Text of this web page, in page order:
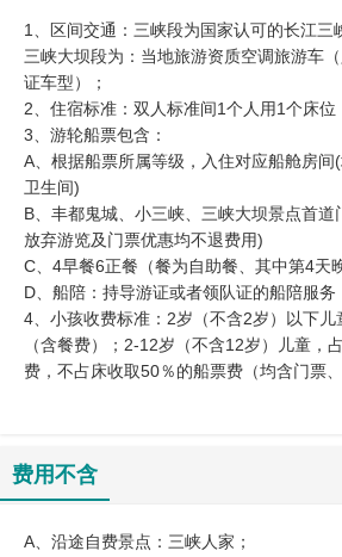
1、区间交通：三峡段为国家认可的长江三
三峡大坝段为：当地旅游资质空调旅游车
证车型）；
2、住宿标准：双人标准间1个人用1个床位
3、游轮船票包含：
A、根据船票所属等级，入住对应船舱房间
卫生间)
B、丰都鬼城、小三峡、三峡大坝景点首道
放弃游览及门票优惠均不退费用)
C、4早餐6正餐（餐为自助餐、其中第4天
D、船陪：持导游证或者领队证的船陪服务
4、小孩收费标准：2岁（不含2岁）以下
（含餐费）；2-12岁（不含12岁）儿童，
费，不占床收取50％的船票费（均含门票、
费用不含
A、沿途自费景点：三峡人家；